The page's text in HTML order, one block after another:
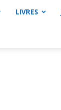
LIVRES